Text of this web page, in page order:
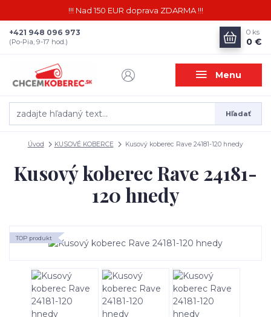
!!! Nad 150 EUR doprava ZDARMA !!!
Menu
Hľadať
+421 948 096 973
(Po-Pia, 9-17 hod.)
0 ks
0 €
Úvod KUSOVÉ KOBERCE Kusový koberec Rave 24181-120 hnedy
Kusový koberec Rave 24181-
120 hnedy
TOP produkt